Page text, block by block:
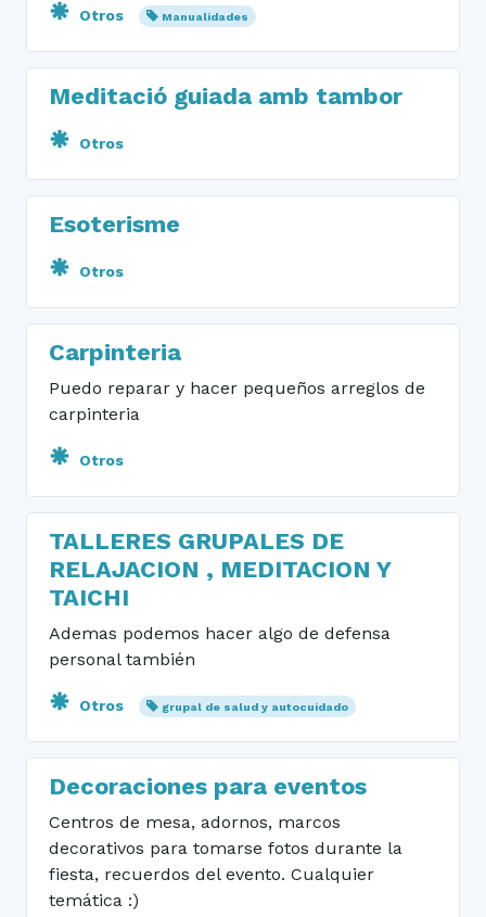
Otros Manualidades
Meditació guiada amb tambor
Otros
Esoterisme
Otros
Carpinteria
Puedo reparar y hacer pequeños arreglos de
carpinteria
Otros
TALLERES GRUPALES DE
RELAJACION , MEDITACION Y
TAICHI
Ademas podemos hacer algo de defensa
personal también
Otros grupal de salud y autocuidado
Decoraciones para eventos
Centros de mesa, adornos, marcos
decorativos para tomarse fotos durante la
fiesta, recuerdos del evento. Cualquier
temática :)